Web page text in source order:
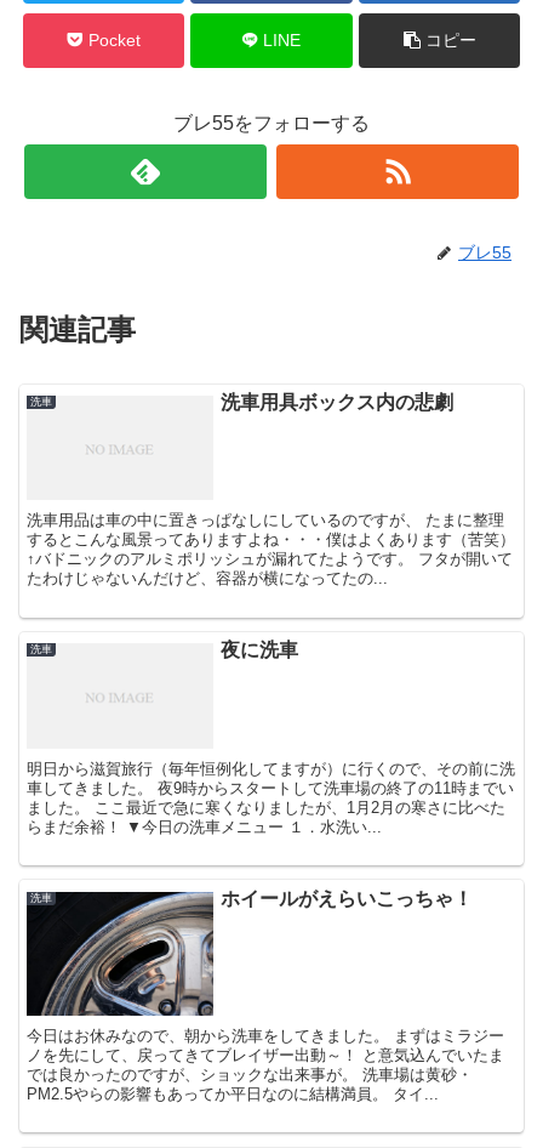
Pocket LINE コピー
ブレ55をフォローする
ブレ55
関連記事
洗車 洗車用具ボックス内の悲劇
洗車用品は車の中に置きっぱなしにしているのですが、 たまに整理
するとこんな風景ってありますよね・・・僕はよくあります（苦笑）
↑バドニックのアルミポリッシュが漏れてたようです。 フタが開いて
たわけじゃないんだけど、容器が横になってたの...
洗車 夜に洗車
明日から滋賀旅行（毎年恒例化してますが）に行くので、その前に洗
車してきました。 夜9時からスタートして洗車場の終了の11時までい
ました。 ここ最近で急に寒くなりましたが、1月2月の寒さに比べた
らまだ余裕！ ▼今日の洗車メニュー １．水洗い...
洗車 ホイールがえらいこっちゃ！
今日はお休みなので、朝から洗車をしてきました。 まずはミラジー
ノを先にして、戻ってきてブレイザー出動～！ と意気込んでいたま
では良かったのですが、ショックな出来事が。 洗車場は黄砂・
PM2.5やらの影響もあってか平日なのに結構満員。 タイ...